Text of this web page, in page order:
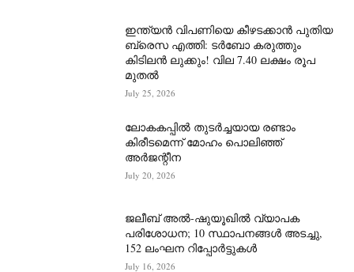
ഇന്ത്യൻ വിപണിയെ കീഴടക്കാന്‍ പുതിയ
ബ്രെസ എത്തി: ടർബോ കരുത്തും
കിടിലൻ ലുക്കും! വില 7.40 ലക്ഷം രൂപ
മുതൽ
July 25, 2026
ലോകകപ്പിൽ തുടർച്ചയായ രണ്ടാം
കിരീടമെന്ന് മോഹം പൊലിഞ്ഞ്
അർ‍ജന്റീന
July 20, 2026
ജലീബ് അൽ-ഷുയൂഖിൽ വ്യാപക
പരിശോധന; 10 സ്ഥാപനങ്ങൾ അടച്ചു,
152 ലംഘന റിപ്പോർട്ടുകൾ
July 16, 2026